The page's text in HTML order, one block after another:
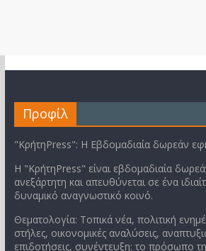
Προφίλ
"ΚρήτηPress": Η Εβδομαδιαία δωρεάν
Η "ΚρήτηPress" είναι εβδομαδιαία
ανεξάρτητη και απευθύνεται σε ένα
δυναμικό αναγνωστικό κοινό.
Θεματολογία: Τοπικά νέα, πολιτική
στήλες, οικονομικές αναλύσεις,
επιδοτήσεις, συνέντευξη: το πρόσωπο